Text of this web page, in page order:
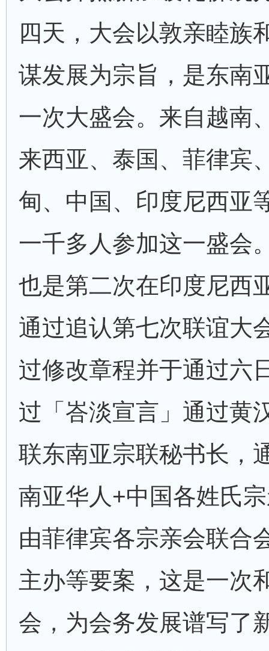
四天，大会以敦亲睦族
谋发展为宗旨，是东南
一次大盛会。来自越南
来西亚、泰国、菲律宾
甸、中国、印度尼西亚
一千多人参加这一盛会
也是第二次在印度尼西
通过追认第七次联谊大
过修改章程并于通过六
过「峇淡宣言」通过黄
联东南亚宗联秘书长，
南亚华人+中国各姓氏
由菲律宾各宗亲会联合
主办等要案，这是一次
会，为会务发展谱写了